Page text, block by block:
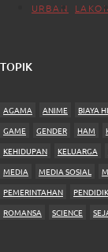
URBAN
TOPIK
AGAMA ANIME BIAYA
GAME
GENDER HAM
KEHIDUPAN
KELUARGA
MEDIA
MEDIA SOSIAL
PEMERINTAHAN
ROMANSA
SCIENCE